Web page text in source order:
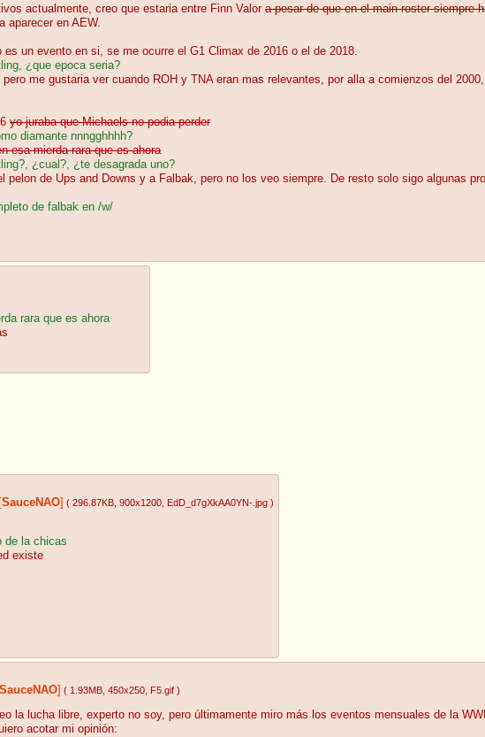
actualmente, creo que estaria entre Finn Valor a pesar de que en el main roster siempre
aparecer en AEW.
un evento en si, se me ocurre el G1 Climax de 2016 o el de 2018.
¿que epoca seria?
me gustaria ver cuando ROH y TNA eran mas relevantes, por alla a comienzos del
yo juraba que Michaels no podia perder
diamante nnngghhhh?
esa mierda rara que es ahora
¿cual?, ¿te desagrada uno?
pelon de Ups and Downs y a Falbak, pero no los veo siempre. De resto solo sigo algunas
de falbak en /w/
rara que es ahora
[SauceNAO] ( 296.87KB , 900x1200 , EdD_d7gXkAA0YN-.jpg )
de la chicas
existe
SauceNAO] ( 1.93MB , 450x250 , F5.gif )
la lucha libre, experto no soy, pero últimamente miro más los eventos mensuales de la
acotar mi opinión: